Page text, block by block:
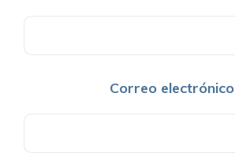
Correo electrónico